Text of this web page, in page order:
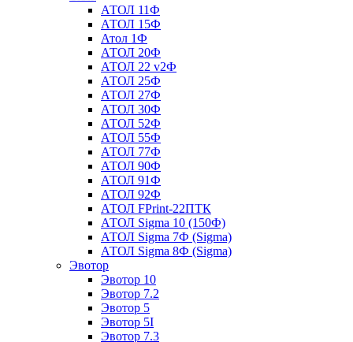
АТОЛ 11Ф
АТОЛ 15Ф
Атол 1Ф
АТОЛ 20Ф
АТОЛ 22 v2Ф
АТОЛ 25Ф
АТОЛ 27Ф
АТОЛ 30Ф
АТОЛ 52Ф
АТОЛ 55Ф
АТОЛ 77Ф
АТОЛ 90Ф
АТОЛ 91Ф
АТОЛ 92Ф
АТОЛ FPrint-22ПТК
АТОЛ Sigma 10 (150Ф)
АТОЛ Sigma 7Ф (Sigma)
АТОЛ Sigma 8Ф (Sigma)
Эвотор
Эвотор 10
Эвотор 7.2
Эвотор 5
Эвотор 5I
Эвотор 7.3